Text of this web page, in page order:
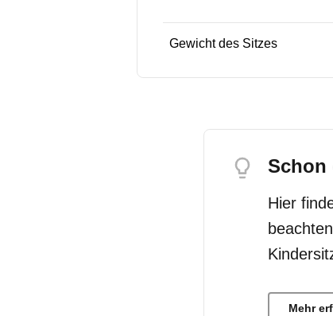
Gewicht des Sitzes
Schon
Hier
Mehr